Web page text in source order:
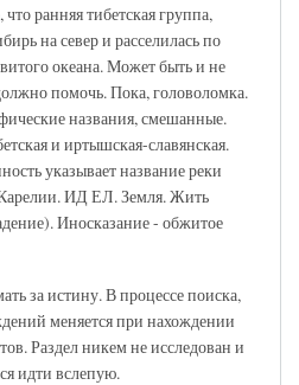
ранняя тибетская группа,
на север и расселилась по
океана. Может быть и не
помочь. Пока, головоломка.
названия, смешанные.
и иртышская-славянская.
указывает название реки
ИД ЕЛ. Земля. Жить
Иносказание - обжитое
за истину. В процессе поиска,
меняется при нахождении
Раздел никем не исследован и
идти вслепую.